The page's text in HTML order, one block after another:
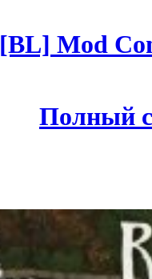
[BL] Mod
Полный